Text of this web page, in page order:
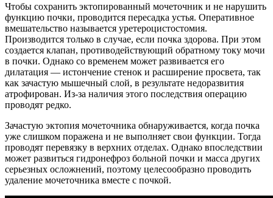
Чтобы сохранить эктопированный мочеточник и не нарушить
функцию почки, проводится пересадка устья. Оперативное
вмешательство называется уретероцистостомия.
Производится только в случае, если почка здорова. При этом
создается клапан, противодействующий обратному току мочи
в почки. Однако со временем может развивается его
дилатация — истончение стенок и расширение просвета, так
как зачастую мышечный слой, в результате недоразвития
атрофирован. Из-за наличия этого последствия операцию
проводят редко.
Зачастую эктопия мочеточника обнаруживается, когда почка
уже слишком поражена и не выполняет свои функции. Тогда
проводят перевязку в верхних отделах. Однако впоследствии
может развиться гидронефроз больной почки и масса других
серьезных осложнений, поэтому целесообразно проводить
удаление мочеточника вместе с почкой.